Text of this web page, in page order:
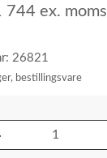
744 ex. moms
26821